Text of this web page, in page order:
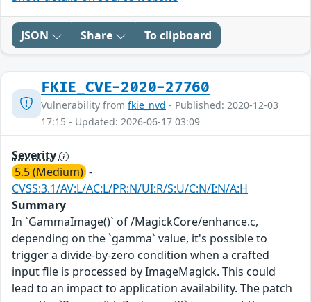
JSON Share To clipboard
FKIE_CVE-2020-27760
Vulnerability from fkie_nvd - Published: 2020-12-03
17:15 - Updated: 2026-06-17 03:09
Severity
5.5 (Medium) -
CVSS:3.1/AV:L/AC:L/PR:N/UI:R/S:U/C:N/I:N/A:H
Summary
In `GammaImage()` of /MagickCore/enhance.c,
depending on the `gamma` value, it's possible to
trigger a divide-by-zero condition when a crafted
input file is processed by ImageMagick. This could
lead to an impact to application availability. The patch